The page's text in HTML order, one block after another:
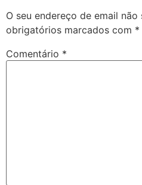
O seu endereço de email
obrigatórios marcados com *
Comentário *